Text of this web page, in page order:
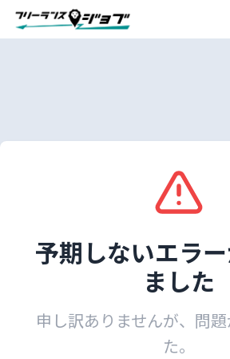
予期しないエラ
ました
申し訳ありませんが、問
た。